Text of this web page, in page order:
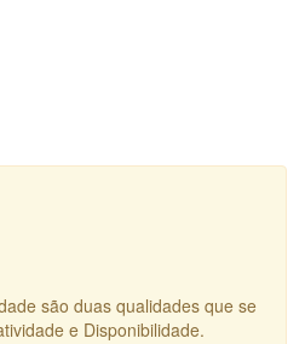
são duas qualidades que se
e Disponibilidade.